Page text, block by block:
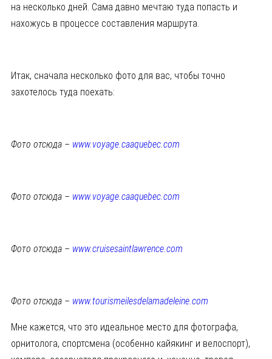
на несколько дней. Сама давно мечтаю туда попасть и
нахожусь в процессе составления маршрута.
Итак, сначала несколько фото для вас, чтобы точно
захотелось туда поехать:
Фото отсюда – www.voyage.caaquebec.com
Фото отсюда – www.voyage.caaquebec.com
Фото отсюда – www.cruisesaintlawrence.com
Фото отсюда – www.tourismeilesdelamadeleine.com
Мне кажется, что это идеальное место для фотографа,
орнитолога, спортсмена (особенно кайякинг и велоспорт),